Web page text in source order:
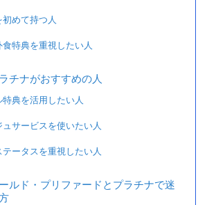
めて持つ人
食特典を重視したい人
チナがおすすめの人
典を活用したい人
ュサービスを使いたい人
ータスを重視したい人
ルド・プリファードとプラチナで迷